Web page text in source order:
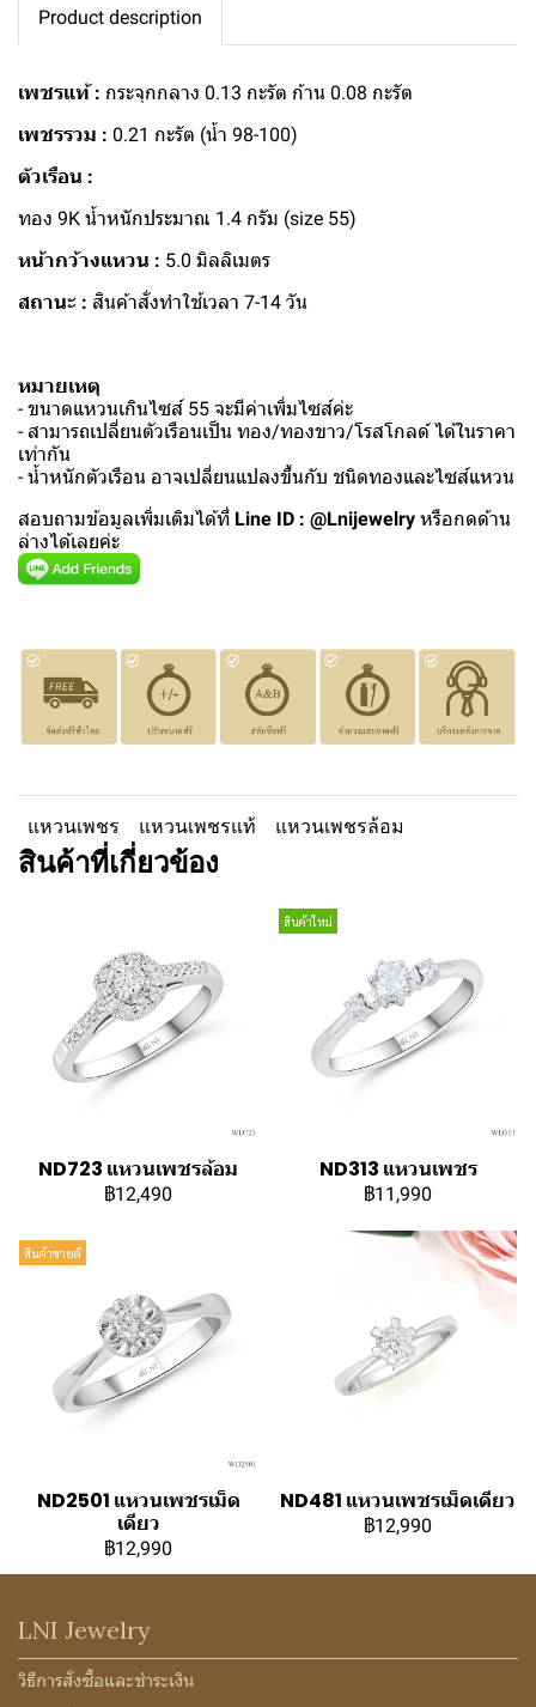
Product description
เพชรแท้ : กระจุกกลาง 0.13 กะรัต ก้าน 0.08 กะรัต
เพชรรวม : 0.21 กะรัต (น้ำ 98-100)
ตัวเรือน :
ทอง 9K น้ำหนักประมาณ 1.4 กรัม (size 55)
หน้ากว้างแหวน : 5.0 มิลลิเมตร
สถานะ : สินค้าสั่งทำใช้เวลา 7-14 วัน
หมายเหตุ
- ขนาดแหวนเกินไซส์ 55 จะมีค่าเพิ่มไซส์ค่ะ
- สามารถเปลี่ยนตัวเรือนเป็น ทอง/ทองขาว/โรสโกลด์ ได้ในราคา
เท่ากัน
- น้ำหนักตัวเรือน อาจเปลี่ยนแปลงขึ้นกับ ชนิดทองและไซส์แหวน
สอบถามข้อมูลเพิ่มเติมได้ที่ Line ID : @Lnijewelry หรือกดด้าน
ล่างได้เลยค่ะ
แหวนเพชร แหวนเพชรแท้ แหวนเพชรล้อม
สินค้าที่เกี่ยวข้อง
ND723 แหวนเพชรล้อม
฿12,490
สินค้าใหม่
ND313 แหวนเพชร
฿11,990
สินค้าขายดี
ND2501 แหวนเพชรเม็ด
เดียว
฿12,990
ND481 แหวนเพชรเม็ดเดียว
฿12,990
LNI Jewelry
วิธีการสั่งซื้อและชำระเงิน